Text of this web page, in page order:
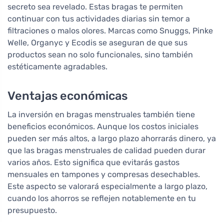
secreto sea revelado. Estas bragas te permiten
continuar con tus actividades diarias sin temor a
filtraciones o malos olores. Marcas como Snuggs, Pinke
Welle, Organyc y Ecodis se aseguran de que sus
productos sean no solo funcionales, sino también
estéticamente agradables.
Ventajas económicas
La inversión en bragas menstruales también tiene
beneficios económicos. Aunque los costos iniciales
pueden ser más altos, a largo plazo ahorrarás dinero, ya
que las bragas menstruales de calidad pueden durar
varios años. Esto significa que evitarás gastos
mensuales en tampones y compresas desechables.
Este aspecto se valorará especialmente a largo plazo,
cuando los ahorros se reflejen notablemente en tu
presupuesto.